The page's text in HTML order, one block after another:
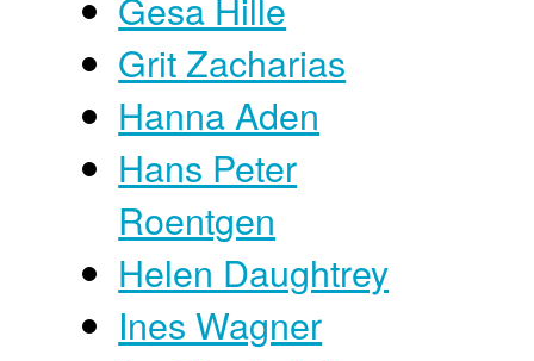
Grit Zacharias
Hanna Aden
Hans Peter
Roentgen
Helen Daughtrey
Ines Wagner